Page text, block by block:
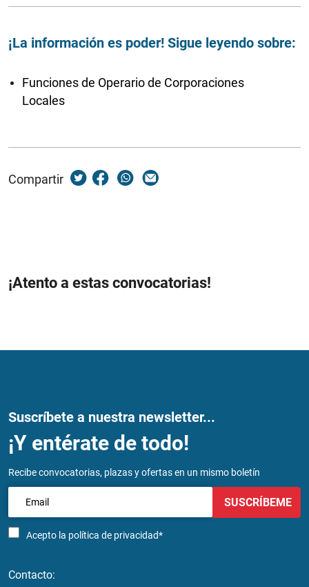
¡La información es poder! Sigue leyendo sobre:
Funciones de Operario de Corporaciones
Locales
Compartir
¡Atento a estas convocatorias!
Suscríbete a nuestra newsletter...
¡Y entérate de todo!
Recibe convocatorias, plazas y ofertas en un mismo boletín
Acepto la política de privacidad*
SUSCRÍBEME
Contacto: